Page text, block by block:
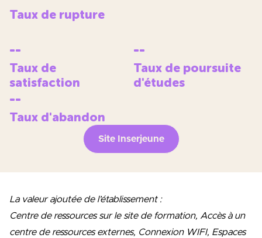
Taux de rupture
--
Taux de
satisfaction
--
Taux de poursuite
d'études
--
Taux d'abandon
Site Inserjeune
La valeur ajoutée de l’établissement :
Centre de ressources sur le site de formation, Accès à un
centre de ressources externes, Connexion WIFI, Espaces